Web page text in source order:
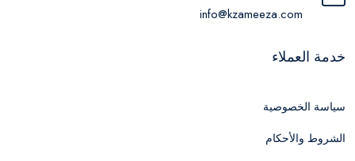
info@kzameeza.com
خدمة العملاء
سياسة الخصوصية
الشروط والأحكام